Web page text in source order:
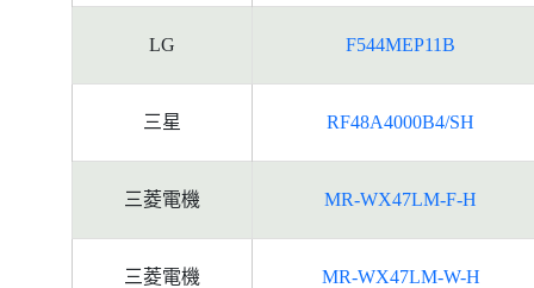
LG F544MEP11B
三星 RF48A4000B4/SH
三菱電機 MR-WX47LM-F-H
三菱電機 MR-WX47LM-W-H